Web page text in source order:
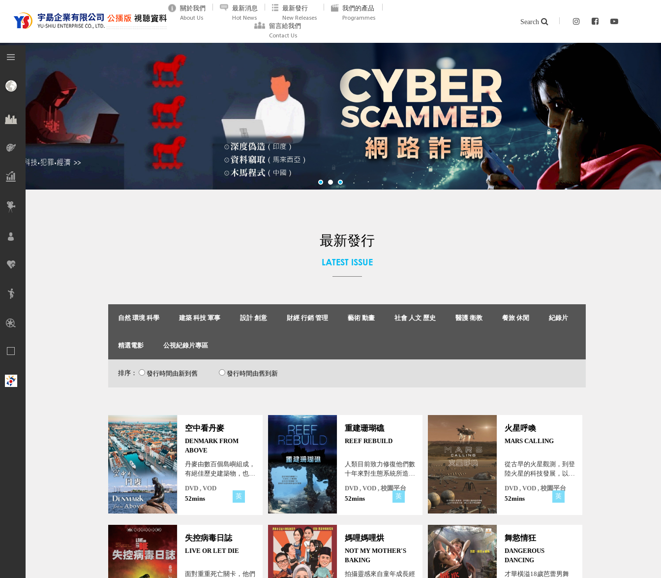
關於我們
About Us
最新消息
Hot News
最新發行
New Releases
我們的產品
Programmes
留言給我們
Contact Us
Search
最新發行
LATEST ISSUE
自然 環境 科學 建築 科技 軍事 設計 創意 財經 行銷 管理 藝術 動畫 社會 人文 歷史 醫護 衛教 餐旅 休閒 紀錄片
精選電影 公視紀錄片專區
排序： 發行時間由新到舊 發行時間由舊到新
空中看丹麥
DENMARK FROM
ABOVE
丹麥由數百個島嶼組成，
有絕佳歷史建築物，也以
口不多的小國，但在歐洲
歷史上扮演顯著角色。
DVD , VOD
52mins
英
重建珊瑚礁
REEF REBUILD
人類目前致力修復他們數
十年來對生態系統所造成
環境和諧相處對於地球生
態以及人類生存至關重
DVD , VOD , 校園平台
52mins
英
火星呼喚
MARS CALLING
從古早的火星觀測，到登
陸火星的科技發展，以及
文明的願景。
DVD , VOD , 校園平台
52mins
英
失控病毒日誌
LIVE OR LET DIE
面對重重死亡關卡，他們
媽哩媽哩烘
NOT MY MOTHER'S
BAKING
拍攝靈感來自童年成長經
舞慾情狂
DANGEROUS
DANCING
才華橫溢18歲芭蕾男舞